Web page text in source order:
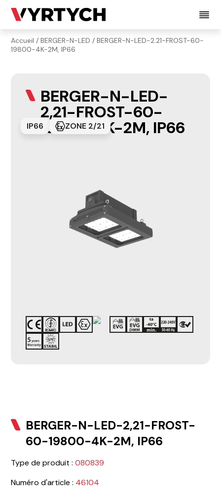
Accueil /BERGER-N-LED / BERGER-N-LED-2.21-FROST-60-
19800-4K-2M, IP66
BERGER-N-LED-
2,21-FROST-60-
19800-4K-2M, IP66
IP66 ZONE 2/21
BERGER-N-LED-2,21-FROST-
60-19800-4K-2M, IP66
Type de produit :080839
Numéro d'article : 46104